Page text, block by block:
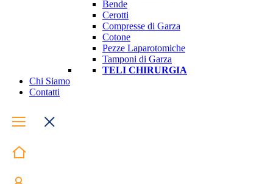
Bende
Cerotti
Compresse di Garza
Cotone
Pezze Laparotomiche
Tamponi di Garza
TELI CHIRURGIA
Chi Siamo
Contatti